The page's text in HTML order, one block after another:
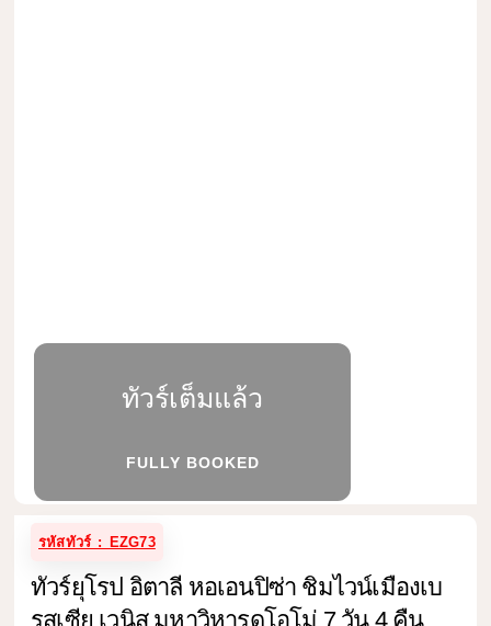
ทัวร์เต็มแล้ว
FULLY BOOKED
รหัสทัวร์ : EZG73
ทัวร์ยุโรป อิตาลี หอเอนปิซ่า ชิมไวน์เมืองเบ
รสเซีย เวนิส มหาวิหารดูโอโม่ 7 วัน 4 คืน